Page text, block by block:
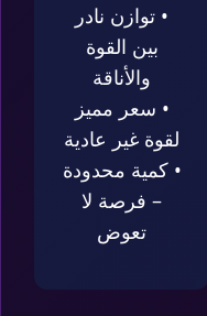
• توازن نادر
بين القوة
والأناقة
• سعر مميز
لقوة غير عادية
• كمية محدودة
– فرصة لا
تعوض